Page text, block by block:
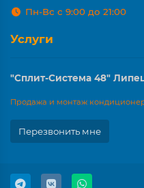
Пн-Вс с 9:00 до 21:00
Услуги
"Сплит-Система 48"
Продажа и монтаж
Перезвонить мне